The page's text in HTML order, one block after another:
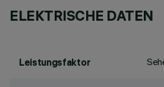
ELEKTRISCHE DATEN
Leistungsfaktor